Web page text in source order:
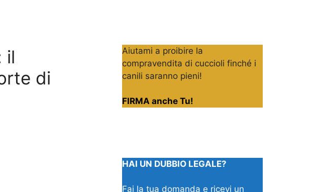
il
di
Aiutami a proibire la
compravendita di cuccioli finché i
canili saranno pieni!
FIRMA anche Tu!
HAI UN DUBBIO LEGALE?
Fai la tua domanda e ricevi un